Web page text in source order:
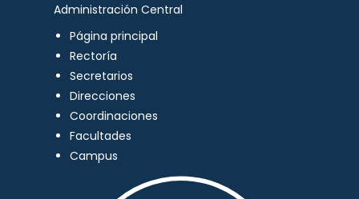
Administración Central
Página principal
Rectoría
Secretarios
Direcciones
Coordinaciones
Facultades
Campus